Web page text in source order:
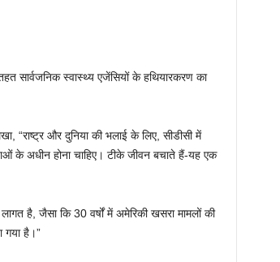
सार्वजनिक स्वास्थ्य एजेंसियों के हथियारकरण का
“राष्ट्र और दुनिया की भलाई के लिए, सीडीसी में
के अधीन होना चाहिए। टीके जीवन बचाते हैं-यह एक
है, जैसा कि 30 वर्षों में अमेरिकी खसरा मामलों की
गया है।”